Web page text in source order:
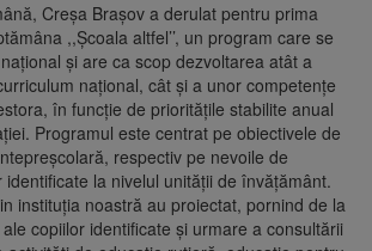
Creșa Brașov a derulat pentru prima
,,Școala altfel’’, un program care se
și are ca scop dezvoltarea atât a
național, cât și a unor competențe
în funcție de prioritățile stabilite anual
Programul este centrat pe obiectivele de
respectiv pe nevoile de
la nivelul unității de învățământ.
instituția noastră au proiectat, pornind de la
copiilor identificate și urmare a consultării